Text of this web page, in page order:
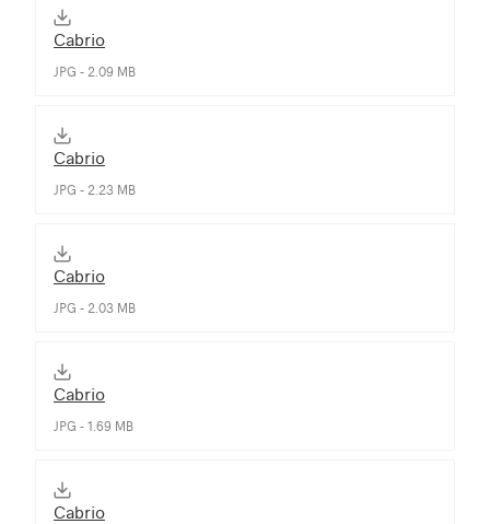
Cabrio
JPG - 2.09 MB
Cabrio
JPG - 2.23 MB
Cabrio
JPG - 2.03 MB
Cabrio
JPG - 1.69 MB
Cabrio